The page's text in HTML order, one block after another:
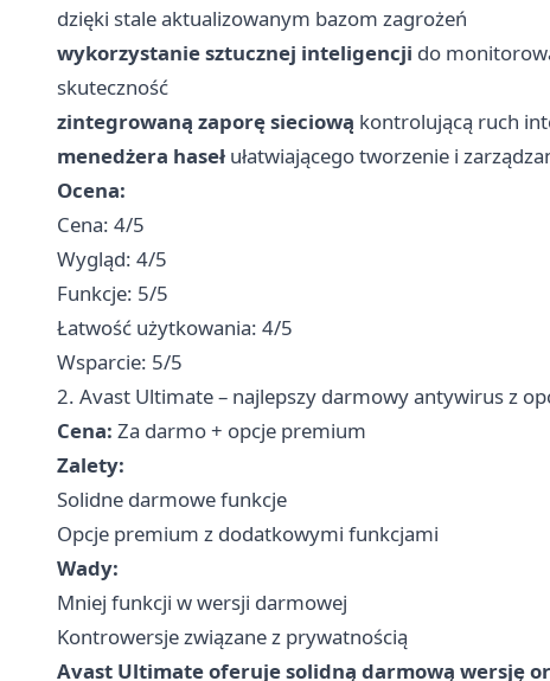
dzięki stale aktualizowanym bazom zagrożeń
wykorzystanie sztucznej inteligencji do
skuteczność
zintegrowaną zaporę sieciową kontrolującą ruch
menedżera haseł ułatwiającego tworzenie i
Ocena:
Cena: 4/5
Wygląd: 4/5
Funkcje: 5/5
Łatwość użytkowania: 4/5
Wsparcie: 5/5
2. Avast Ultimate – najlepszy darmowy antywirus z
Cena: Za darmo + opcje premium
Zalety:
Solidne darmowe funkcje
Opcje premium z dodatkowymi funkcjami
Wady:
Mniej funkcji w wersji darmowej
Kontrowersje związane z prywatnością
Avast Ultimate oferuje solidną darmową wersję